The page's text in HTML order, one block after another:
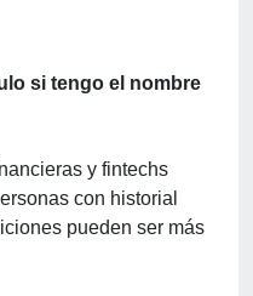
si tengo el nombre
y fintechs
con historial
pueden ser más